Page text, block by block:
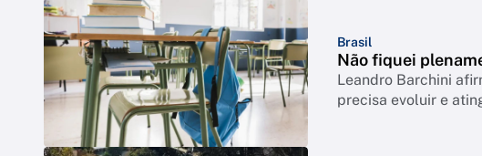
Brasil
Não fiquei
Leandro Barchini
precisa evoluir e